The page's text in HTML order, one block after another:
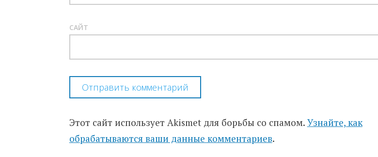
САЙТ
Этот сайт использует Akismet для борьбы со спамом. Узнайте, как
обрабатываются ваши данные комментариев.